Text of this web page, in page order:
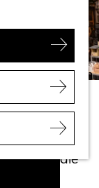
planen
Sie die